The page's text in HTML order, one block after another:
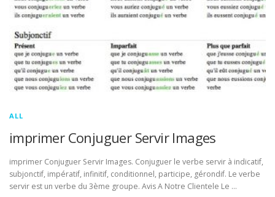
ALL
imprimer Conjuguer Servir Images
imprimer Conjuguer Servir Images. Conjuguer le verbe servir à indicatif,
subjonctif, impératif, infinitif, conditionnel, participe, gérondif. Le verbe
servir est un verbe du 3ème groupe. Avis A Notre Clientele Le …